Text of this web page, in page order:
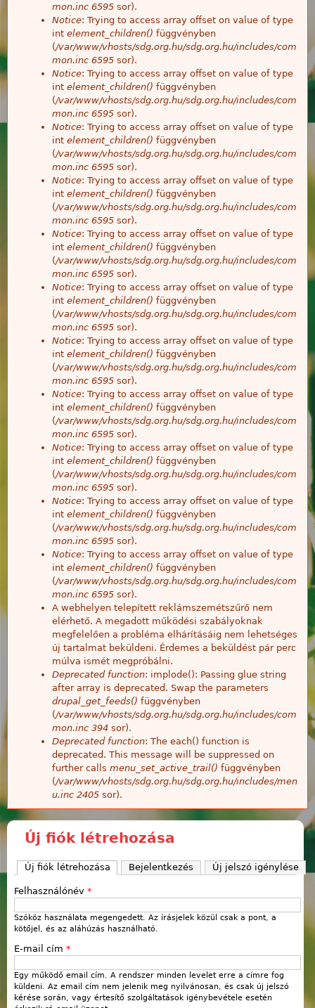
mon.inc 6595 sor).
Notice: Trying to access array offset on value of type
int element_children() függvényben
(/var/www/vhosts/sdg.org.hu/sdg.org.hu/includes/com
mon.inc 6595 sor).
Notice: Trying to access array offset on value of type
int element_children() függvényben
(/var/www/vhosts/sdg.org.hu/sdg.org.hu/includes/com
mon.inc 6595 sor).
Notice: Trying to access array offset on value of type
int element_children() függvényben
(/var/www/vhosts/sdg.org.hu/sdg.org.hu/includes/com
mon.inc 6595 sor).
Notice: Trying to access array offset on value of type
int element_children() függvényben
(/var/www/vhosts/sdg.org.hu/sdg.org.hu/includes/com
mon.inc 6595 sor).
Notice: Trying to access array offset on value of type
int element_children() függvényben
(/var/www/vhosts/sdg.org.hu/sdg.org.hu/includes/com
mon.inc 6595 sor).
Notice: Trying to access array offset on value of type
int element_children() függvényben
(/var/www/vhosts/sdg.org.hu/sdg.org.hu/includes/com
mon.inc 6595 sor).
Notice: Trying to access array offset on value of type
int element_children() függvényben
(/var/www/vhosts/sdg.org.hu/sdg.org.hu/includes/com
mon.inc 6595 sor).
Notice: Trying to access array offset on value of type
int element_children() függvényben
(/var/www/vhosts/sdg.org.hu/sdg.org.hu/includes/com
mon.inc 6595 sor).
Notice: Trying to access array offset on value of type
int element_children() függvényben
(/var/www/vhosts/sdg.org.hu/sdg.org.hu/includes/com
mon.inc 6595 sor).
Notice: Trying to access array offset on value of type
int element_children() függvényben
(/var/www/vhosts/sdg.org.hu/sdg.org.hu/includes/com
mon.inc 6595 sor).
Notice: Trying to access array offset on value of type
int element_children() függvényben
(/var/www/vhosts/sdg.org.hu/sdg.org.hu/includes/com
mon.inc 6595 sor).
A webhelyen telepített reklámszemétszűrő nem
elérhető. A megadott működési szabályoknak
megfelelően a probléma elhárításáig nem lehetséges
új tartalmat beküldeni. Érdemes a beküldést pár perc
múlva ismét megpróbálni.
Deprecated function: implode(): Passing glue string
after array is deprecated. Swap the parameters
drupal_get_feeds() függvényben
(/var/www/vhosts/sdg.org.hu/sdg.org.hu/includes/com
mon.inc 394 sor).
Deprecated function: The each() function is
deprecated. This message will be suppressed on
further calls menu_set_active_trail() függvényben
(/var/www/vhosts/sdg.org.hu/sdg.org.hu/includes/men
u.inc 2405 sor).
Új fiók létrehozása
Új fiók létrehozása (aktív fül)
Bejelentkezés Új jelszó igénylése
Felhasználónév *
Szóköz használata megengedett. Az írásjelek közül csak a pont, a
kötőjel, és az aláhúzás használható.
E-mail cím *
Egy működő email cím. A rendszer minden levelet erre a címre fog
küldeni. Az email cím nem jelenik meg nyilvánosan, és csak új jelszó
kérése során, vagy értesítő szolgáltatások igénybevétele esetén